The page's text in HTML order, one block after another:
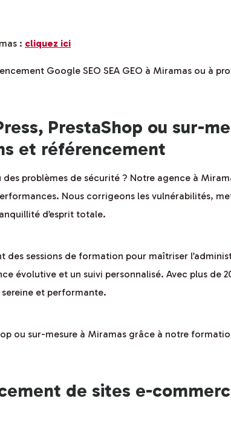
: cliquez ici
Google SEO SEA GEO à Miramas ou à
PrestaShop ou sur-
et référencement
problèmes de sécurité ? Notre agence à
Nous corrigeons les vulnérabilités,
d’esprit totale.
sessions de formation pour maîtriser
évolutive et un suivi personnalisé. Avec plus de
et performante.
ou sur-mesure à Miramas grâce à notre
de sites e-